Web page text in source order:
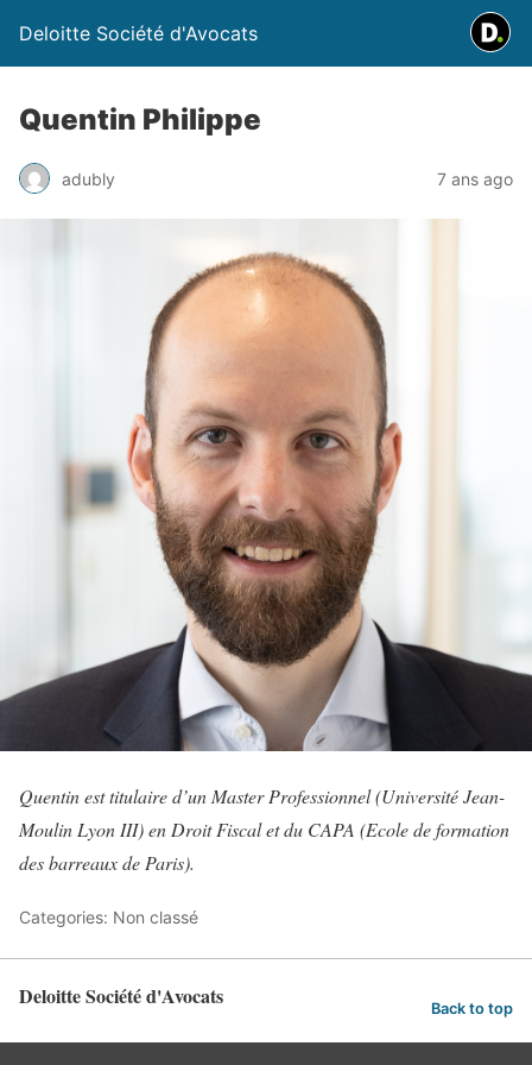
Deloitte Société d'Avocats
Quentin Philippe
adubly 7 ans ago
Quentin est titulaire d’un Master Professionnel (Université Jean-
Moulin Lyon III) en Droit Fiscal et du CAPA (Ecole de formation
des barreaux de Paris).
Categories: Non classé
Deloitte Société d'Avocats Back to top